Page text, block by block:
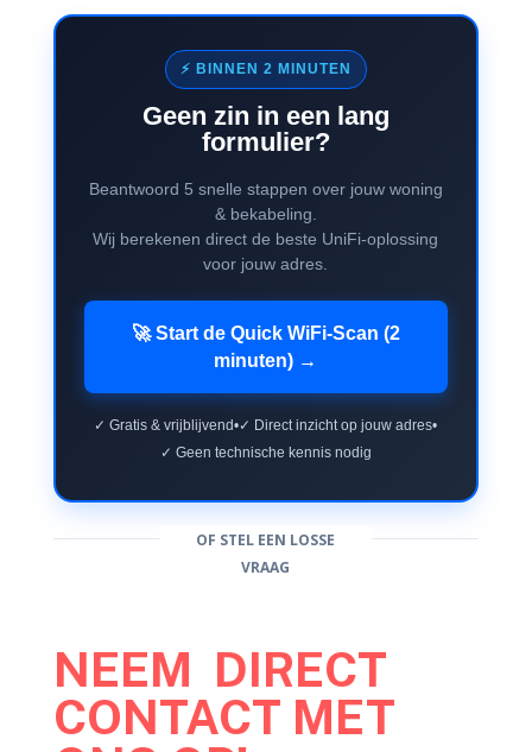
⚡ BINNEN 2 MINUTEN
Geen zin in een lang
formulier?
Beantwoord 5 snelle stappen over jouw woning
& bekabeling.
Wij berekenen direct de beste UniFi-oplossing
voor jouw adres.
🚀 Start de Quick WiFi-Scan (2
minuten) →
✓ Gratis & vrijblijvend•✓ Direct inzicht op jouw adres•
✓ Geen technische kennis nodig
OF STEL EEN LOSSE
VRAAG
NEEM DIRECT
CONTACT MET